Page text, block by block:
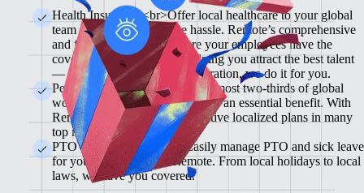
Health Insurance <br>Offer local healthcare to your global
team members without the hassle. Remote’s comprehensive
and flexible plans will ensure your employees have the
coverage they need while helping you attract the best talent
— from enrollment to administration, we do it for you.
Pension & 401(K) Plans<br>Almost two-thirds of global
workers view retirement plans as an essential benefit. With
Remote, you can offer competitive localized plans in many
top markets.
PTO and Sick Leave<br>Easily manage PTO and sick leave
for your global team in Remote. From local holidays to local
laws, we have you covered.